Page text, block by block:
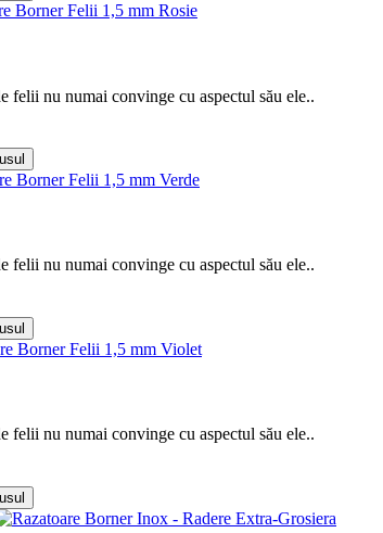
felii nu numai convinge cu aspectul său ele..
felii nu numai convinge cu aspectul său ele..
felii nu numai convinge cu aspectul său ele..